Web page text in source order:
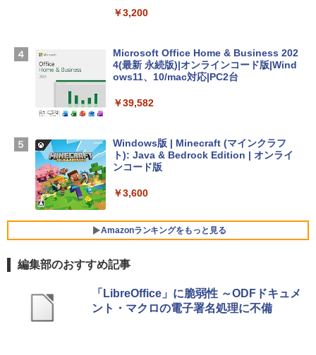
TB SSDストレージ、12MPセンターフレ
￥278,800
【Amazon.co.jp限定】 HP ノートパソコ
￥129,800
FMV ノートパソコン WE1-K3 (MS 365 P
VWK3E15W_AZ
￥3,200
Microsoft Office Home & Business 202
4(最新 永続版)|オンラインコード版|Wind
ows11、10/mac対応|PC2台
￥39,582
Windows版 | Minecraft (マインクラフ
ト): Java & Bedrock Edition | オンライ
ンコード版
￥3,600
Amazonランキングをもっと見る
生成AIパスポート公式テキスト 第４版
￥1,766
Amazon Kindle - 目に優しい、かさばら
ない、大きな画面で読みやすい、6週間持
続バッテリー、6インチディスプレイ電子
編集部のおすすめ記事
「LibreOffice」に脆弱性 ～ODFドキュメ
ント・マクロの電子署名処理に不備